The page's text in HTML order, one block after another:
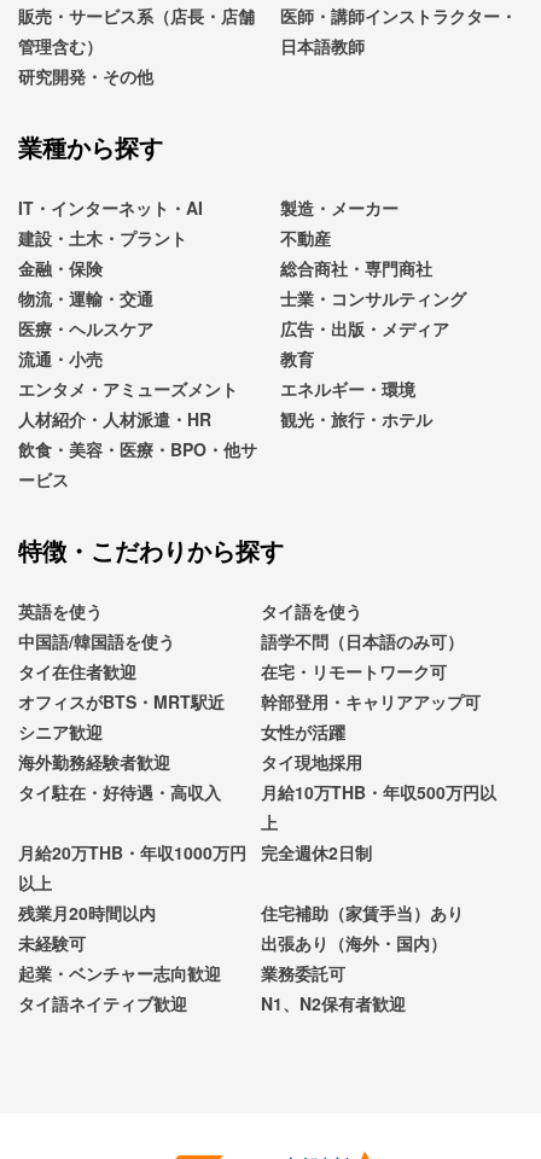
販売・サービス系（店長・店舗
管理含む）
医師・講師インストラクター・
日本語教師
研究開発・その他
業種から探す
IT・インターネット・AI
製造・メーカー
建設・土木・プラント
不動産
金融・保険
総合商社・専門商社
物流・運輸・交通
士業・コンサルティング
医療・ヘルスケア
広告・出版・メディア
流通・小売
教育
エンタメ・アミューズメント
エネルギー・環境
人材紹介・人材派遣・HR
観光・旅行・ホテル
飲食・美容・医療・BPO・他サ
ービス
特徴・こだわりから探す
英語を使う
タイ語を使う
中国語/韓国語を使う
語学不問（日本語のみ可）
タイ在住者歓迎
在宅・リモートワーク可
オフィスがBTS・MRT駅近
幹部登用・キャリアアップ可
シニア歓迎
女性が活躍
海外勤務経験者歓迎
タイ現地採用
タイ駐在・好待遇・高収入
月給10万THB・年収500万円以
上
月給20万THB・年収1000万円
以上
完全週休2日制
残業月20時間以内
住宅補助（家賃手当）あり
未経験可
出張あり（海外・国内）
起業・ベンチャー志向歓迎
業務委託可
タイ語ネイティブ歓迎
N1、N2保有者歓迎